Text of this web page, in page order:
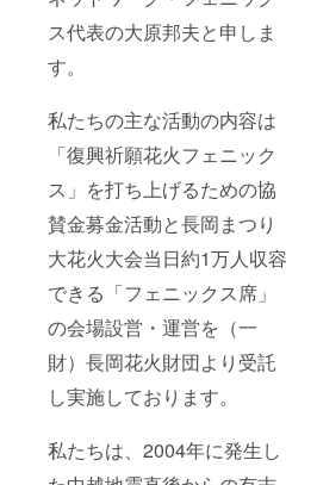
ス代表の大原邦夫と申しま
す。
私たちの主な活動の内容は
「復興祈願花火フェニック
ス」を打ち上げるための協
賛金募金活動と長岡まつり
大花火大会当日約1万人収容
できる「フェニックス席」
の会場設営・運営を（一
財）長岡花火財団より受託
し実施しております。
私たちは、2004年に発生し